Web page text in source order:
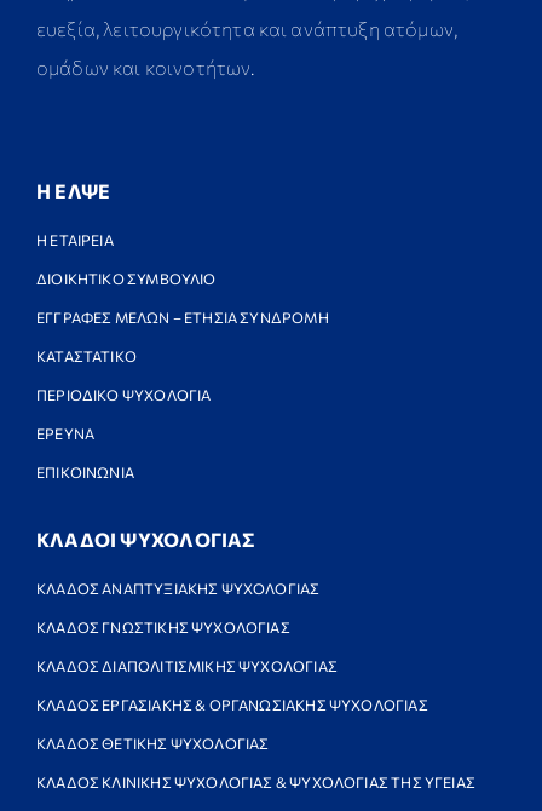
ευεξία, λειτουργικότητα και ανάπτυξη ατόμων,
ομάδων και κοινοτήτων.
Η ΕΛΨΕ
Η ΕΤΑΙΡΕΙΑ
ΔΙΟΙΚΗΤΙΚΟ ΣΥΜΒΟΥΛΙΟ
ΕΓΓΡΑΦΕΣ ΜΕΛΩΝ – ΕΤΗΣΙΑ ΣΥΝΔΡΟΜΗ
ΚΑΤΑΣΤΑΤΙΚΟ
ΠΕΡΙΟΔΙΚΟ ΨΥΧΟΛΟΓΙΑ
ΕΡΕΥΝΑ
ΕΠΙΚΟΙΝΩΝΙΑ
ΚΛΑΔΟΙ ΨΥΧΟΛΟΓΙΑΣ
ΚΛΑΔΟΣ ΑΝΑΠΤΥΞΙΑΚΗΣ ΨΥΧΟΛΟΓΙΑΣ
ΚΛΑΔΟΣ ΓΝΩΣΤΙΚΗΣ ΨΥΧΟΛΟΓΙΑΣ
ΚΛΑΔΟΣ ΔΙΑΠΟΛΙΤΙΣΜΙΚΗΣ ΨΥΧΟΛΟΓΙΑΣ
ΚΛΑΔΟΣ ΕΡΓΑΣΙΑΚΗΣ & ΟΡΓΑΝΩΣΙΑΚΗΣ ΨΥΧΟΛΟΓΙΑΣ
ΚΛΑΔΟΣ ΘΕΤΙΚΗΣ ΨΥΧΟΛΟΓΙΑΣ
ΚΛΑΔΟΣ ΚΛΙΝΙΚΗΣ ΨΥΧΟΛΟΓΙΑΣ & ΨΥΧΟΛΟΓΙΑΣ ΤΗΣ ΥΓΕΙΑΣ